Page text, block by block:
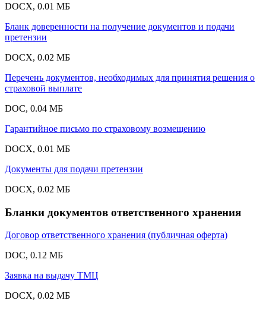
DOCX, 0.01 МБ
Бланк доверенности на получение документов и подачи
претензии
DOCX, 0.02 МБ
Перечень документов, необходимых для принятия решения о
страховой выплате
DOC, 0.04 МБ
Гарантийное письмо по страховому возмещению
DOCX, 0.01 МБ
Документы для подачи претензии
DOCX, 0.02 МБ
Бланки документов ответственного хранения
Договор ответственного хранения (публичная оферта)
DOC, 0.12 МБ
Заявка на выдачу ТМЦ
DOCX, 0.02 МБ